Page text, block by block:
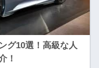
グ10選！高級な人
！